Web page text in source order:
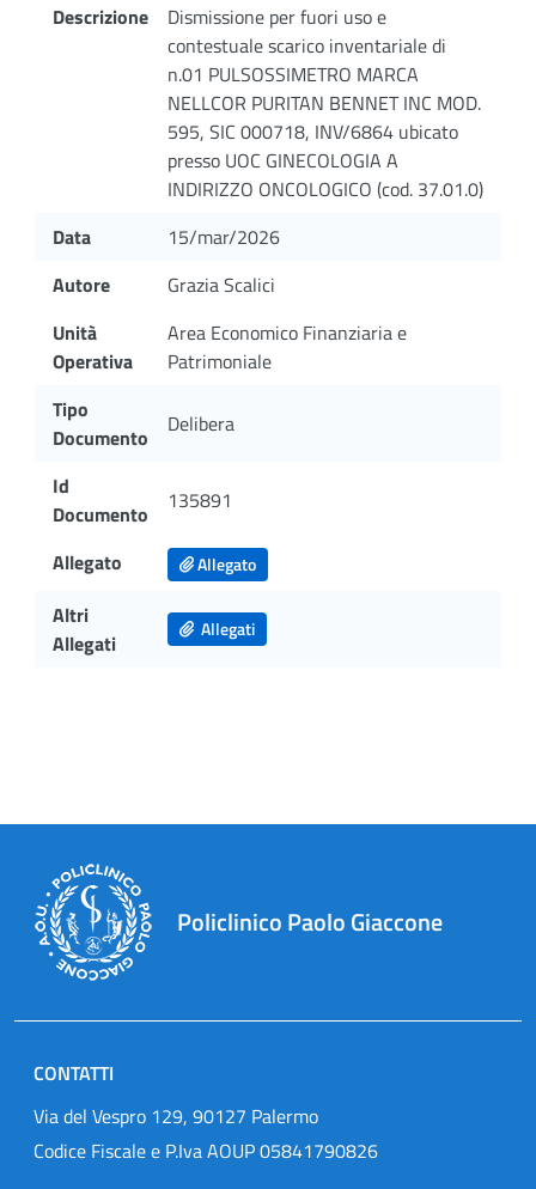
Descrizione
Dismissione per fuori uso e
contestuale scarico inventariale di
n.01 PULSOSSIMETRO MARCA
NELLCOR PURITAN BENNET INC MOD.
595, SIC 000718, INV/6864 ubicato
presso UOC GINECOLOGIA A
INDIRIZZO ONCOLOGICO (cod. 37.01.0)
Data
15/mar/2026
Autore
Grazia Scalici
Unità
Operativa
Area Economico Finanziaria e
Patrimoniale
Tipo
Documento
Delibera
Id
Documento
135891
Allegato Allegato
Altri
Allegati
Allegati
Policlinico Paolo Giaccone
CONTATTI
Via del Vespro 129, 90127 Palermo
Codice Fiscale e P.Iva AOUP 05841790826